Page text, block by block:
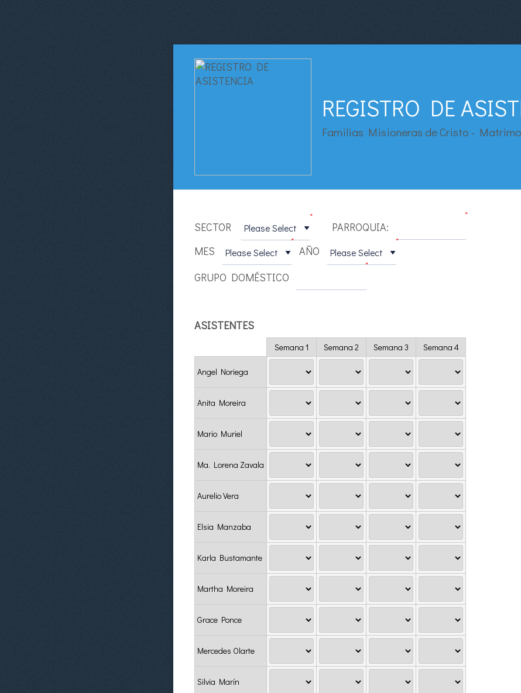
REGISTRO DE
Familias Misioneras de Cristo -
SECTOR
*
PARROQUIA:
*
MES
*
AÑO
*
GRUPO DOMÉSTICO
*
ASISTENTES
Semana 1 Semana 2 Semana 3 Semana 4
Angel Noriega
Anita Moreira
Mario Muriel
Ma. Lorena Zavala
Aurelio Vera
Elsia Manzaba
Karla Bustamante
Martha Moreira
Grace Ponce
Mercedes Olarte
Silvia Marín